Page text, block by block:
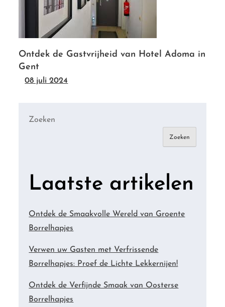
Ontdek de Gastvrijheid van Hotel Adoma in
Gent
08 juli 2024
Zoeken
Zoeken
Laatste artikelen
Ontdek de Smaakvolle Wereld van Groente
Borrelhapjes
Verwen uw Gasten met Verfrissende
Borrelhapjes: Proef de Lichte Lekkernijen!
Ontdek de Verfijnde Smaak van Oosterse
Borrelhapjes